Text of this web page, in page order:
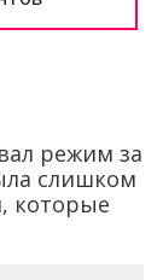
режим за
слишком
которые